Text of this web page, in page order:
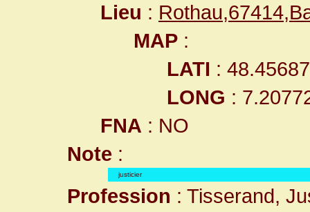
Lieu :
MAP :
LATI :
LONG :
FNA : NO
Note :
justicier
Profession : Tisserand,